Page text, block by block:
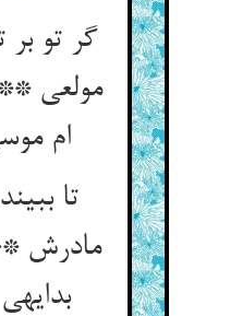
گر تو
مولعی **
ام
تا
مادرش **